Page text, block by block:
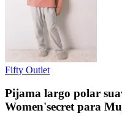
Fifty Outlet
Pijama largo polar
Women'secret para